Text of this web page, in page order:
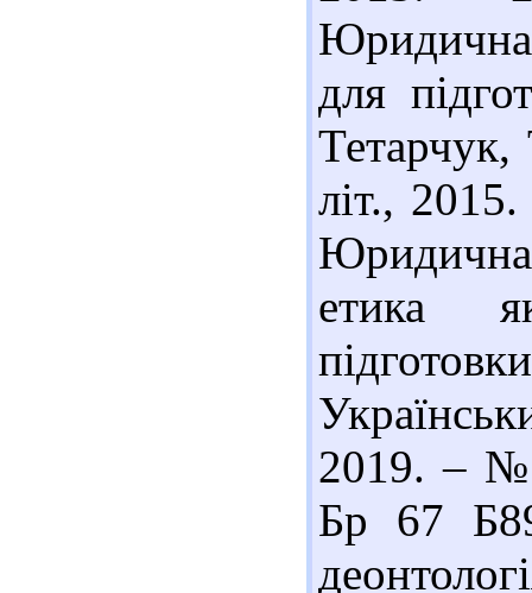
Юридична
для
літ.,
етика
2019. –
Бр 67